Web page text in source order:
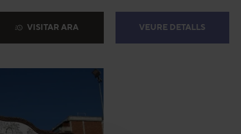
VISITAR ARA VEURE DETALLS